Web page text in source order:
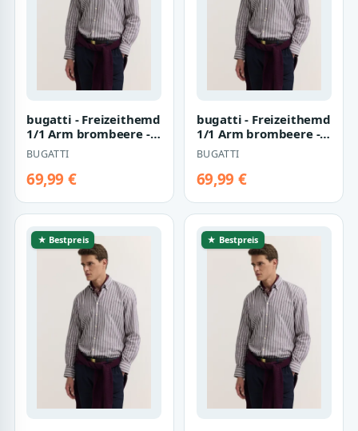
bugatti - Freizeithemd
1/1 Arm brombeere -
Gr. - L
BUGATTI
69,99 €
bugatti - Freizeithemd
1/1 Arm brombeere -
Gr. - M
BUGATTI
69,99 €
★ Bestpreis ★ Bestpreis